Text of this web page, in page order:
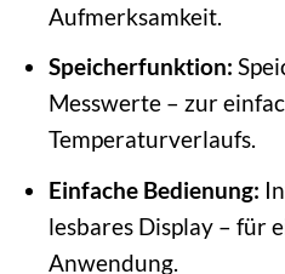
Aufmerksamkeit.
Speicherfunktion:
Messwerte – zur
Temperaturverlaufs.
Einfache Bedienung:
lesbares Display – für
Anwendung.